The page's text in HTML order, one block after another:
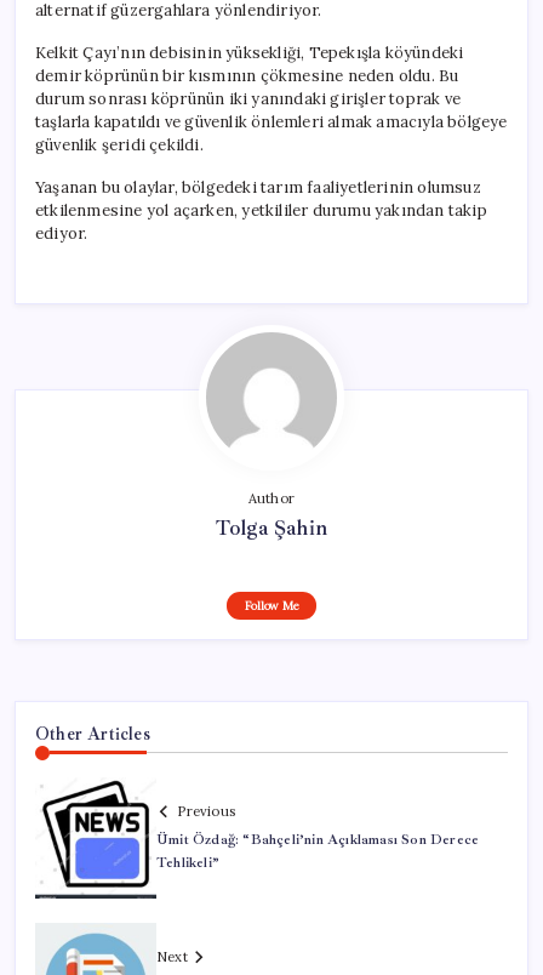
alternatif güzergahlara yönlendiriyor.
Kelkit Çayı’nın debisinin yüksekliği, Tepekışla köyündeki
demir köprünün bir kısmının çökmesine neden oldu. Bu
durum sonrası köprünün iki yanındaki girişler toprak ve
taşlarla kapatıldı ve güvenlik önlemleri almak amacıyla bölgeye
güvenlik şeridi çekildi.
Yaşanan bu olaylar, bölgedeki tarım faaliyetlerinin olumsuz
etkilenmesine yol açarken, yetkililer durumu yakından takip
ediyor.
Author
Tolga Şahin
Follow Me
Other Articles
Previous
Ümit Özdağ: “Bahçeli’nin Açıklaması Son Derece
Tehlikeli”
Next